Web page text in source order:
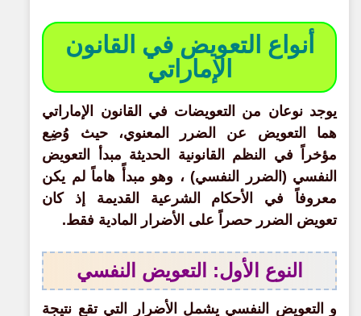
أنواع التعويض في القانون
الإماراتي
يوجد نوعان من التعويضات في القانون الإماراتي
هما التعويض عن الضرر المعنوي، حيث وُضِع
مؤخراً في النظم القانونية الحديثة مبدأ التعويض
النفسي (الضرر النفسي) ، وهو مبدأً هاماً لم يكن
معروفاً في الأحكام الشرعية القديمة إذ كان
تعويض الضرر حصراً على الأضرار المادية فقط.
النوع الأول: التعويض النفسي
و التعويض النفسي يشمل الأضرار التي تقع نتيجة